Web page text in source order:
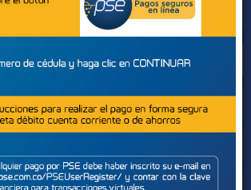
BUSCAR